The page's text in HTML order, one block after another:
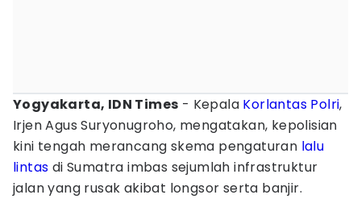
Yogyakarta, IDN Times - Kepala Korlantas Polri,
Irjen Agus Suryonugroho, mengatakan, kepolisian
kini tengah merancang skema pengaturan lalu
lintas di Sumatra imbas sejumlah infrastruktur
jalan yang rusak akibat longsor serta banjir.